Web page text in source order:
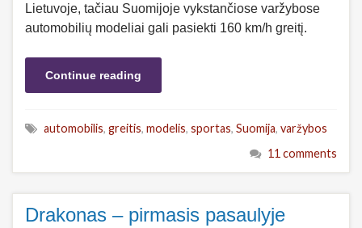
Lietuvoje, tačiau Suomijoje vykstančiose varžybose
automobilių modeliai gali pasiekti 160 km/h greitį.
Continue reading
automobilis, greitis, modelis, sportas, Suomija, varžybos
11 comments
Drakonas – pirmasis pasaulyje